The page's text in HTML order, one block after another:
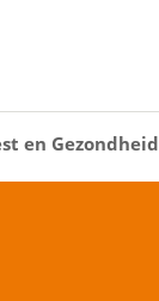
en Gezondheid